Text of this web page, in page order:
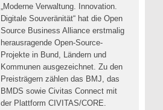
„Moderne Verwaltung. Innovation.
Digitale Souveränität“ hat die Open
Source Business Alliance erstmalig
herausragende Open-Source-
Projekte in Bund, Ländern und
Kommunen ausgezeichnet. Zu den
Preisträgern zählen das BMJ, das
BMDS sowie Civitas Connect mit
der Plattform CIVITAS/CORE.